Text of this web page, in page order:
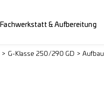
Fachwerkstatt & Aufbereitung
G-Klasse 250/290 GD Aufbau